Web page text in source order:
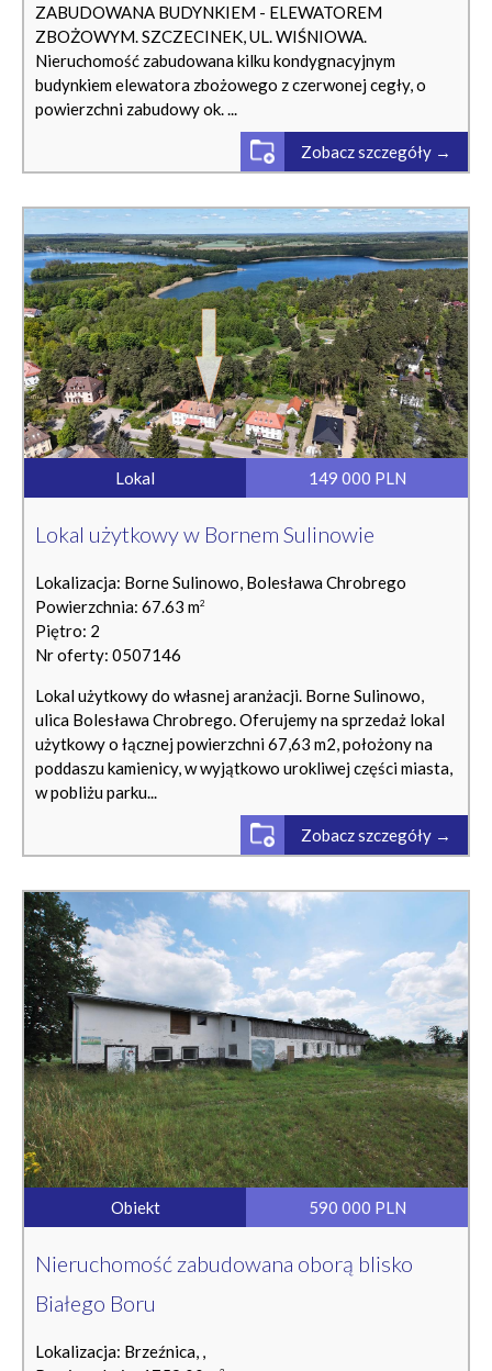
ZABUDOWANA BUDYNKIEM - ELEWATOREM
ZBOŻOWYM. SZCZECINEK, UL. WIŚNIOWA.
Nieruchomość zabudowana kilku kondygnacyjnym
budynkiem elewatora zbożowego z czerwonej cegły, o
powierzchni zabudowy ok. ...
Zobacz szczegóły →
Lokal 149 000 PLN
Lokal użytkowy w Bornem Sulinowie
Lokalizacja: Borne Sulinowo, Bolesława Chrobrego
Powierzchnia: 67.63 m2
Piętro: 2
Nr oferty: 0507146
Lokal użytkowy do własnej aranżacji. Borne Sulinowo,
ulica Bolesława Chrobrego. Oferujemy na sprzedaż lokal
użytkowy o łącznej powierzchni 67,63 m2, położony na
poddaszu kamienicy, w wyjątkowo urokliwej części miasta,
w pobliżu parku...
Zobacz szczegóły →
Obiekt 590 000 PLN
Nieruchomość zabudowana oborą blisko
Białego Boru
Lokalizacja: Brzeźnica, ,